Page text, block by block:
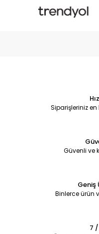
Siparişleriniz en
Güvenli ve
Geniş
Binlerce ürün
7 /